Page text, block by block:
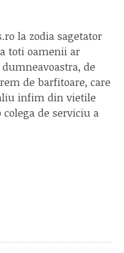
la zodia sagetator
toti oamenii ar
de
de barfitoare, care
infim din vietile
de serviciu a